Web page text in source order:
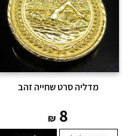
מדליה סרט שחייה זהב
8
₪